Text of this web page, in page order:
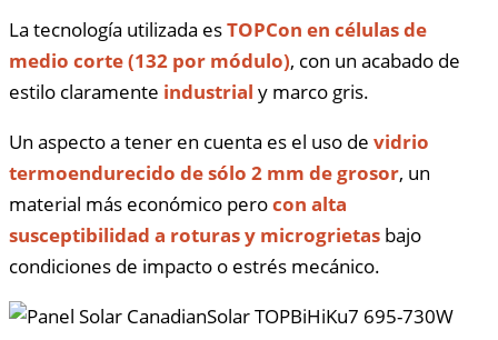
La tecnología utilizada esTOPCon en células de
medio corte (132 por módulo), con un acabado de
estilo claramente industrial y marco gris.
Un aspecto a tener en cuenta es el uso de vidrio
termoendurecido de sólo 2 mm de grosor, un
material más económico perocon alta
susceptibilidad a roturas y microgrietas bajo
condiciones de impacto o estrés mecánico.